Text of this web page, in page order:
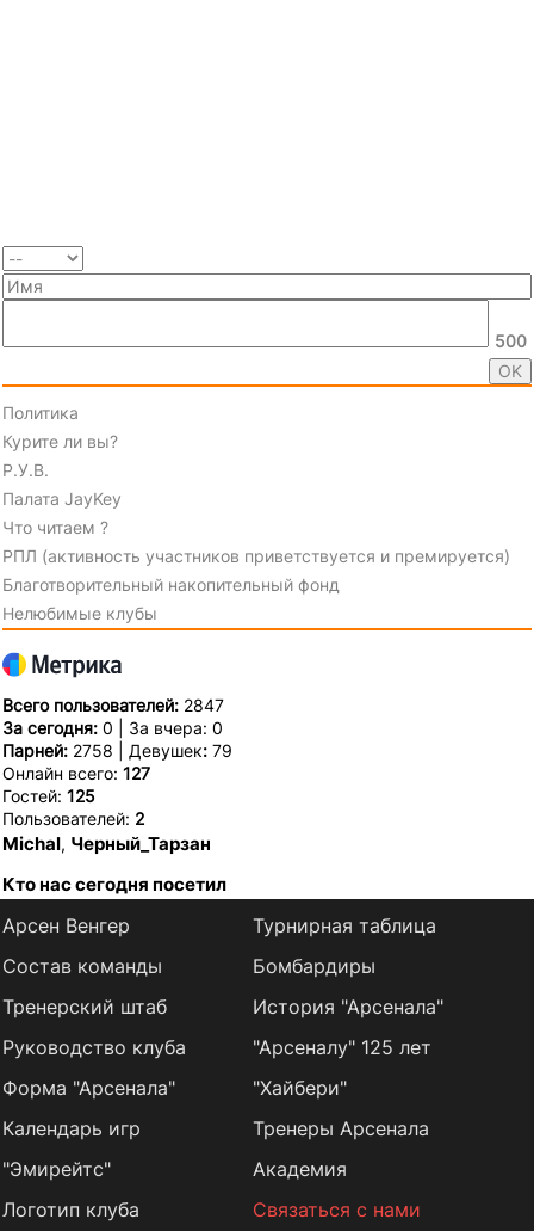
500
Политика
Курите ли вы?
Р.У.В.
Палата JayKey
Что читаем ?
РПЛ (активность участников приветствуется и премируется)
Благотворительный накопительный фонд
Нелюбимые клубы
Всего пользователей: 2847
За сегодня: 0 | За вчера: 0
Парней: 2758 | Девушек: 79
Онлайн всего: 127
Гостей: 125
Пользователей: 2
Michal, Черный_Тарзан
Кто нас сегодня посетил
Арсен Венгер
Состав команды
Тренерский штаб
Руководство клуба
Форма "Арсенала"
Календарь игр
Турнирная таблица
Бомбардиры
История "Арсенала"
"Арсеналу" 125 лет
"Хайбери"
Тренеры Арсенала
"Эмирейтс"
Логотип клуба
Академия
Связаться с нами